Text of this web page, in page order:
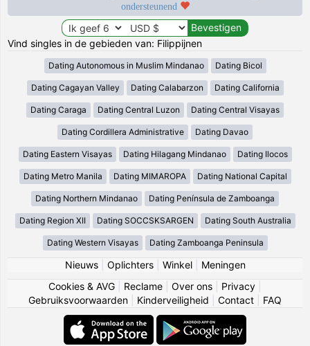
ondersteunend
Vind singles in de gebieden van: Filippijnen
Dating Autonomous in Muslim Mindanao Dating Bicol
Dating Cagayan Valley Dating Calabarzon Dating California
Dating Caraga Dating Central Luzon Dating Central Visayas
Dating Cordillera Administrative Dating Davao
Dating Eastern Visayas Dating Hilagang Mindanao Dating Ilocos
Dating Metro Manila Dating MIMAROPA Dating National Capital
Dating Northern Mindanao Dating Península de Zamboanga
Dating Region XII Dating SOCCSKSARGEN Dating South Australia
Dating Western Visayas Dating Zamboanga Peninsula
Nieuws| Oplichters| Winkel| Meningen
Cookies & AVG
Reclame Over ons Privacy
Gebruiksvoorwaarden
Kinderveiligheid Contact FAQ